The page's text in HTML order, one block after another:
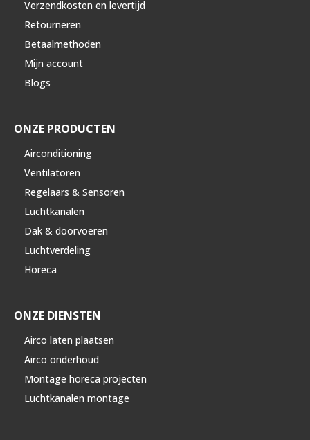
Verzendkosten en levertijd
Retourneren
Betaalmethoden
Mijn account
Blogs
ONZE PRODUCTEN
Airconditioning
Ventilatoren
Regelaars & Sensoren
Luchtkanalen
Dak & doorvoeren
Luchtverdeling
Horeca
ONZE DIENSTEN
Airco laten plaatsen
Airco onderhoud
Montage horeca projecten
Luchtkanalen montage